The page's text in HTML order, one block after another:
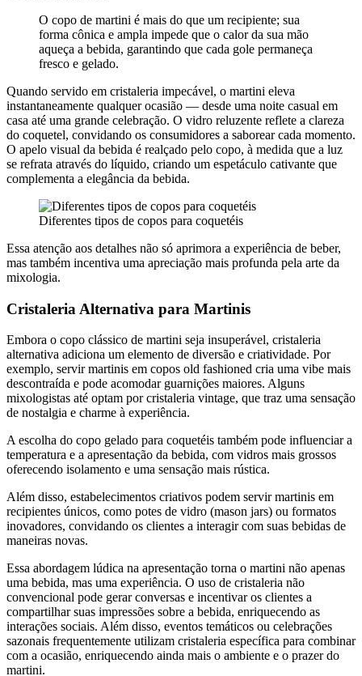
O copo de martini é mais do que um recipiente; sua
forma cônica e ampla impede que o calor da sua mão
aqueça a bebida, garantindo que cada gole permaneça
fresco e gelado.
Quando servido em cristaleria impecável, o martini eleva
instantaneamente qualquer ocasião — desde uma noite casual em
casa até uma grande celebração. O vidro reluzente reflete a clareza
do coquetel, convidando os consumidores a saborear cada momento.
O apelo visual da bebida é realçado pelo copo, à medida que a luz
se refrata através do líquido, criando um espetáculo cativante que
complementa a elegância da bebida.
Diferentes tipos de copos para coquetéis
Essa atenção aos detalhes não só aprimora a experiência de beber,
mas também incentiva uma apreciação mais profunda pela arte da
mixologia.
Cristaleria Alternativa para Martinis
Embora o copo clássico de martini seja insuperável, cristaleria
alternativa adiciona um elemento de diversão e criatividade. Por
exemplo, servir martinis em copos old fashioned cria uma vibe mais
descontraída e pode acomodar guarnições maiores. Alguns
mixologistas até optam por cristaleria vintage, que traz uma sensação
de nostalgia e charme à experiência.
A escolha do copo gelado para coquetéis também pode influenciar a
temperatura e a apresentação da bebida, com vidros mais grossos
oferecendo isolamento e uma sensação mais rústica.
Além disso, estabelecimentos criativos podem servir martinis em
recipientes únicos, como potes de vidro (mason jars) ou formatos
inovadores, convidando os clientes a interagir com suas bebidas de
maneiras novas.
Essa abordagem lúdica na apresentação torna o martini não apenas
uma bebida, mas uma experiência. O uso de cristaleria não
convencional pode gerar conversas e incentivar os clientes a
compartilhar suas impressões sobre a bebida, enriquecendo as
interações sociais. Além disso, eventos temáticos ou celebrações
sazonais frequentemente utilizam cristaleria específica para combinar
com a ocasião, enriquecendo ainda mais o ambiente e o prazer do
martini.